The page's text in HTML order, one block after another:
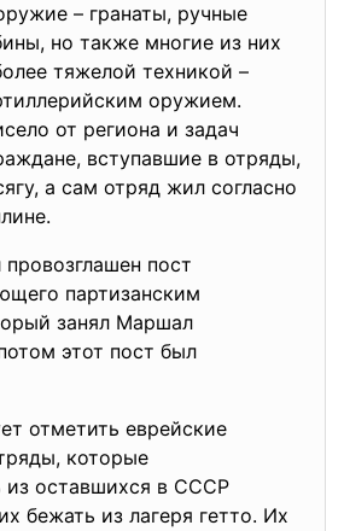
– гранаты, ручные
но также многие из них
тяжелой техникой –
оружием.
от региона и задач
вступавшие в отряды,
а сам отряд жил согласно
пост
партизанским
занял Маршал
этот пост был
отметить еврейские
которые
из оставшихся в СССР
бежать из лагеря гетто. Их